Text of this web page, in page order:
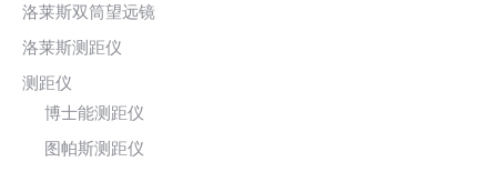
洛莱斯双筒望远镜
洛莱斯测距仪
测距仪
博士能测距仪
图帕斯测距仪